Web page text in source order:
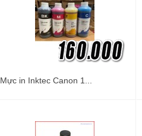
Mực in Inktec Canon 1...